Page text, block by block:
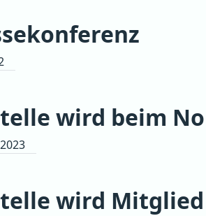
wird beim
wird Mitglied